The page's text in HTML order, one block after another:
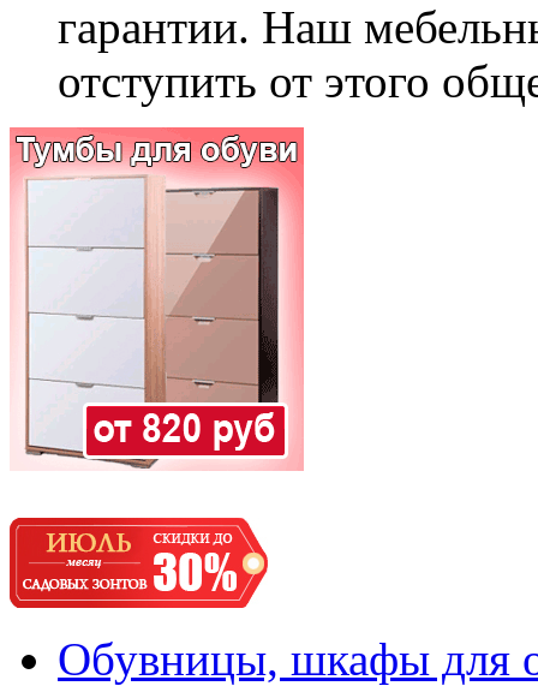
гарантии. Наш
отступить от этого
Обувницы, шкафы для